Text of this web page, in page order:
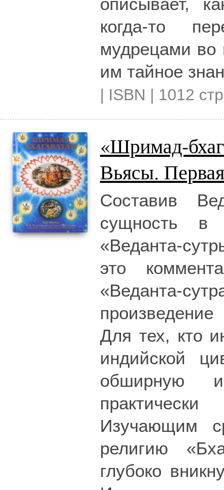
описывает,
когда-то
мудрецами во
им тайное
| ISBN | 1012
«Шримад-
Вьясы.
Составив
сущность в
«Веданта-
это
«Веданта-
Для тех, кто
индийской
обширную
Изучающим
религию
глубоко